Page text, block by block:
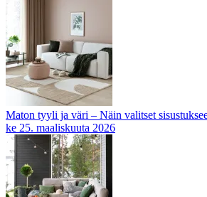
Maton tyyli ja väri – Näin valitset
ke 25. maaliskuuta 2026